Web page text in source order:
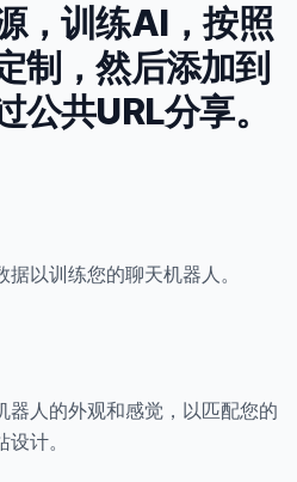
，训练AI，按照
制，然后添加到
公共URL分享。
据以训练您的聊天机器人。
器人的外观和感觉，以匹配您的
计。